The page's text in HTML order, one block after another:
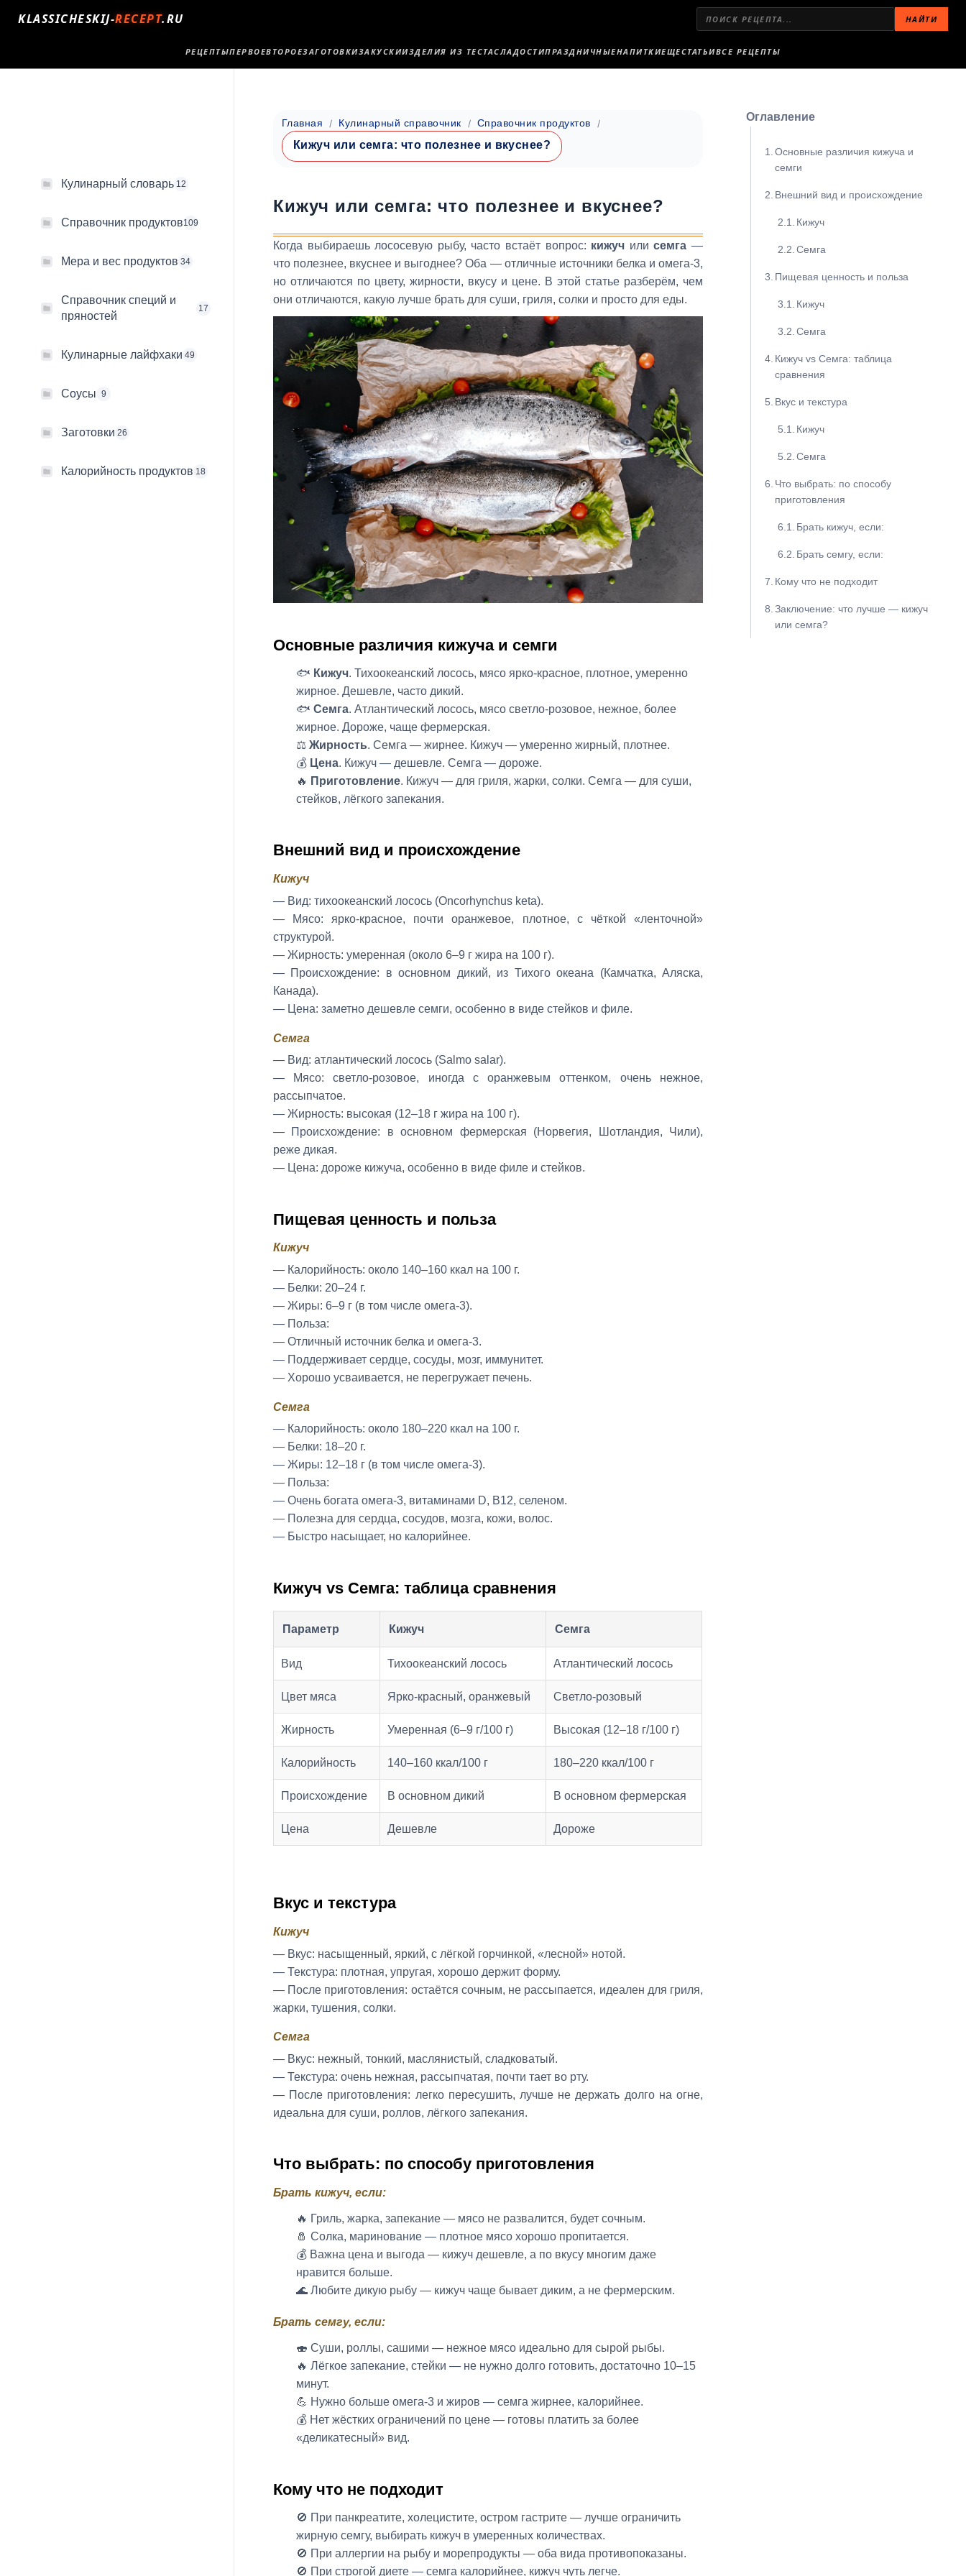
KLASSICHESKIJ-RECEPT.RU НАЙТИ
РЕЦЕПТЫПЕРВОЕВТОРОЕЗАГОТОВКИЗАКУСКИИЗДЕЛИЯ ИЗ ТЕСТАСЛАДОСТИПРАЗДНИЧНЫЕНАПИТКИЕЩЕСТАТЬИВСЕ РЕЦЕПТЫ
Кулинарный словарь 12
Справочник продуктов109
Мера и вес продуктов 34
Справочник специй и
пряностей
17
Кулинарные лайфхаки 49
Соусы 9
Заготовки 26
Калорийность продуктов 18
Главная Кулинарный справочник Справочник продуктов
Кижуч или семга: что полезнее и вкуснее?
Кижуч или семга: что полезнее и вкуснее?
Когда выбираешь лососевую рыбу, часто встаёт вопрос: кижуч илисемга —
что полезнее, вкуснее и выгоднее? Оба — отличные источники белка и омега‑3,
но отличаются по цвету, жирности, вкусу и цене. В этой статье разберём, чем
они отличаются, какую лучше брать для суши, гриля, солки и просто для еды.
Основные различия кижуча и семги
🐟 Кижуч. Тихоокеанский лосось, мясо ярко‑красное, плотное, умеренно
жирное. Дешевле, часто дикий.
🐟 Семга. Атлантический лосось, мясо светло‑розовое, нежное, более
жирное. Дороже, чаще фермерская.
⚖️ Жирность. Семга — жирнее. Кижуч — умеренно жирный, плотнее.
💰 Цена. Кижуч — дешевле. Семга — дороже.
🔥 Приготовление. Кижуч — для гриля, жарки, солки. Семга — для суши,
стейков, лёгкого запекания.
Внешний вид и происхождение
Кижуч
— Вид: тихоокеанский лосось (Oncorhynchus keta).
— Мясо: ярко‑красное, почти оранжевое, плотное, с чёткой «ленточной»
структурой.
— Жирность: умеренная (около 6–9 г жира на 100 г).
— Происхождение: в основном дикий, из Тихого океана (Камчатка, Аляска,
Канада).
— Цена: заметно дешевле семги, особенно в виде стейков и филе.
Семга
— Вид: атлантический лосось (Salmo salar).
— Мясо: светло‑розовое, иногда с оранжевым оттенком, очень нежное,
рассыпчатое.
— Жирность: высокая (12–18 г жира на 100 г).
— Происхождение: в основном фермерская (Норвегия, Шотландия, Чили),
реже дикая.
— Цена: дороже кижуча, особенно в виде филе и стейков.
Пищевая ценность и польза
Кижуч
— Калорийность: около 140–160 ккал на 100 г.
— Белки: 20–24 г.
— Жиры: 6–9 г (в том числе омега‑3).
— Польза:
— Отличный источник белка и омега‑3.
— Поддерживает сердце, сосуды, мозг, иммунитет.
— Хорошо усваивается, не перегружает печень.
Семга
— Калорийность: около 180–220 ккал на 100 г.
— Белки: 18–20 г.
— Жиры: 12–18 г (в том числе омега‑3).
— Польза:
— Очень богата омега‑3, витаминами D, B12, селеном.
— Полезна для сердца, сосудов, мозга, кожи, волос.
— Быстро насыщает, но калорийнее.
Кижуч vs Семга: таблица сравнения
Параметр Кижуч Семга
Вид Тихоокеанский лосось Атлантический лосось
Цвет мяса Ярко‑красный, оранжевый Светло‑розовый
Жирность Умеренная (6–9 г/100 г) Высокая (12–18 г/100 г)
Калорийность 140–160 ккал/100 г 180–220 ккал/100 г
Происхождение В основном дикий В основном фермерская
Цена Дешевле Дороже
Вкус и текстура
Кижуч
— Вкус: насыщенный, яркий, с лёгкой горчинкой, «лесной» нотой.
— Текстура: плотная, упругая, хорошо держит форму.
— После приготовления: остаётся сочным, не рассыпается, идеален для гриля,
жарки, тушения, солки.
Семга
— Вкус: нежный, тонкий, маслянистый, сладковатый.
— Текстура: очень нежная, рассыпчатая, почти тает во рту.
— После приготовления: легко пересушить, лучше не держать долго на огне,
идеальна для суши, роллов, лёгкого запекания.
Что выбрать: по способу приготовления
Брать кижуч, если:
🔥 Гриль, жарка, запекание — мясо не развалится, будет сочным.
🧂 Солка, маринование — плотное мясо хорошо пропитается.
💰 Важна цена и выгода — кижуч дешевле, а по вкусу многим даже
нравится больше.
🌊 Любите дикую рыбу — кижуч чаще бывает диким, а не фермерским.
Брать семгу, если:
🍣 Суши, роллы, сашими — нежное мясо идеально для сырой рыбы.
🔥 Лёгкое запекание, стейки — не нужно долго готовить, достаточно 10–15
минут.
💪 Нужно больше омега‑3 и жиров — семга жирнее, калорийнее.
💰 Нет жёстких ограничений по цене — готовы платить за более
«деликатесный» вид.
Кому что не подходит
🚫 При панкреатите, холецистите, остром гастрите — лучше ограничить
жирную семгу, выбирать кижуч в умеренных количествах.
🚫 При аллергии на рыбу и морепродукты — оба вида противопоказаны.
🚫 При строгой диете — семга калорийнее, кижуч чуть легче.
Оглавление
Основные различия кижуча и
семги
Внешний вид и происхождение
Кижуч
Семга
Пищевая ценность и польза
Кижуч
Семга
Кижуч vs Семга: таблица
сравнения
Вкус и текстура
Кижуч
Семга
Что выбрать: по способу
приготовления
Брать кижуч, если:
Брать семгу, если:
Кому что не подходит
Заключение: что лучше — кижуч
или семга?